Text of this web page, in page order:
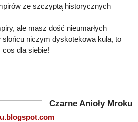
ze szczyptą historycznych
ale masz dość nieumarłych
niczym dyskotekowa kula, to
cos dla siebie!
Czarne Anioły Mroku